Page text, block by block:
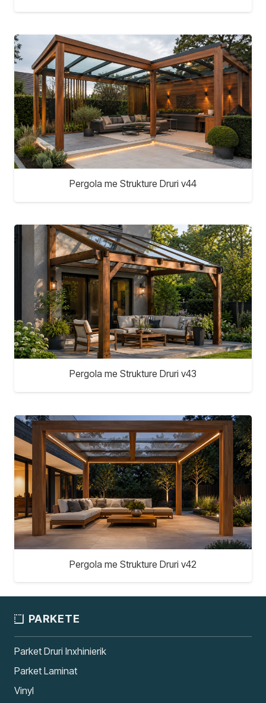
Pergola me Strukture Druri v44
Pergola me Strukture Druri v43
Pergola me Strukture Druri v42
PARKETE
Parket Druri Inxhinierik
Parket Laminat
Vinyl